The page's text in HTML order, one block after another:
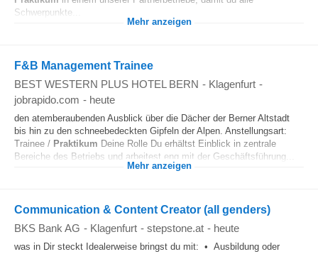
Schwerpunkte...
Mehr anzeigen
F&B Management Trainee
BEST WESTERN PLUS HOTEL BERN - Klagenfurt -
jobrapido.com - heute
den atemberaubenden Ausblick über die Dächer der Berner Altstadt
bis hin zu den schneebedeckten Gipfeln der Alpen. Anstellungsart:
Trainee / Praktikum Deine Rolle Du erhältst Einblick in zentrale
Bereiche des Betriebs und arbeitest eng mit der Geschäftsführung...
Mehr anzeigen
Communication & Content Creator (all genders)
BKS Bank AG - Klagenfurt - stepstone.at - heute
was in Dir steckt Idealerweise bringst du mit: • Ausbildung oder